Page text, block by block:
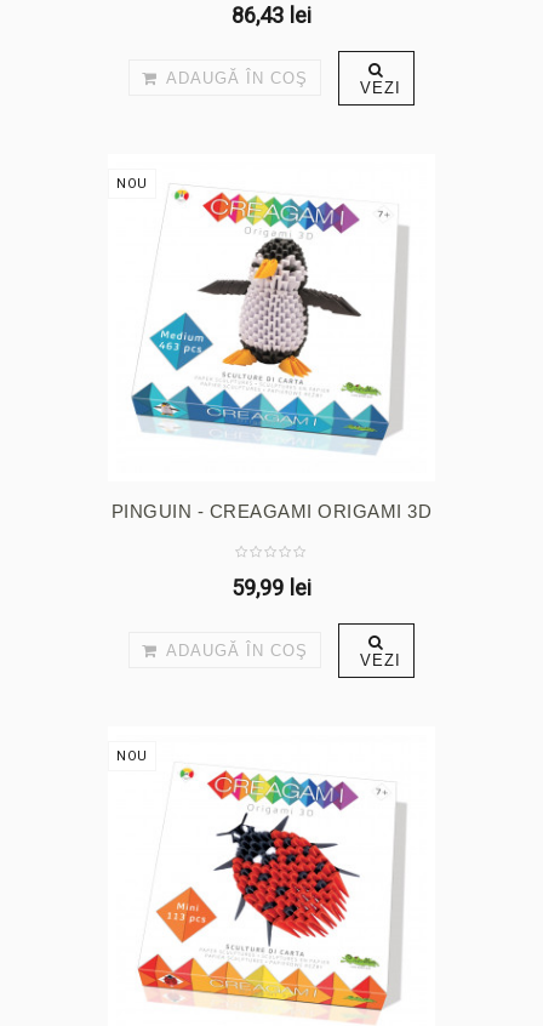
86,43 lei
ADAUGĂ ÎN COŞ VEZI
NOU
PINGUIN - CREAGAMI ORIGAMI 3D
59,99 lei
ADAUGĂ ÎN COŞ VEZI
NOU